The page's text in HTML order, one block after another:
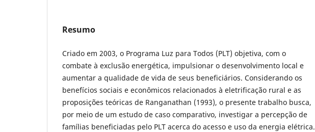
Resumo
Criado em 2003, o Programa Luz para Todos (PLT) objetiva, com o
combate à exclusão energética, impulsionar o desenvolvimento local e
aumentar a qualidade de vida de seus beneficiários. Considerando os
benefícios sociais e econômicos relacionados à eletrificação rural e as
proposições teóricas de Ranganathan (1993), o presente trabalho busca,
por meio de um estudo de caso comparativo, investigar a percepção de
famílias beneficiadas pelo PLT acerca do acesso e uso da energia elétrica.